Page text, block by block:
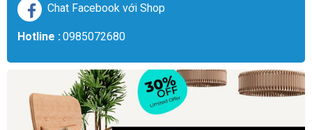
Chat Facebook với Shop
Hotline :0985072680